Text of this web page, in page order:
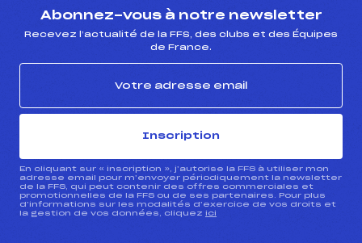
Abonnez-vous à notre newsletter
Recevez l’actualité de la FFS, des clubs et des Équipes
de France.
Inscription
En cliquant sur « inscription », j’autorise la FFS à utiliser mon
adresse email pour m’envoyer périodiquement la newsletter
de la FFS, qui peut contenir des offres commerciales et
promotionnelles de la FFS ou de ses partenaires. Pour plus
d’informations sur les modalités d’exercice de vos droits et
la gestion de vos données, cliquez ici